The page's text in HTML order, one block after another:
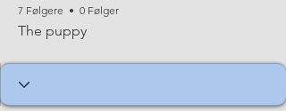
7 Følgere 0 Følger
The puppy